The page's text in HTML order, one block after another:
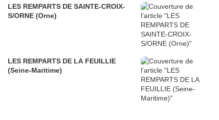
LES REMPARTS DE SAINTE-CROIX-
S/ORNE (Orne)
LES REMPARTS DE LA FEUILLIE
(Seine-Maritime)